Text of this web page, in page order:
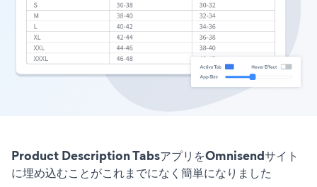
Product Description TabsアプリをOmnisendサイト
に埋め込むことがこれまでになく簡単になりました